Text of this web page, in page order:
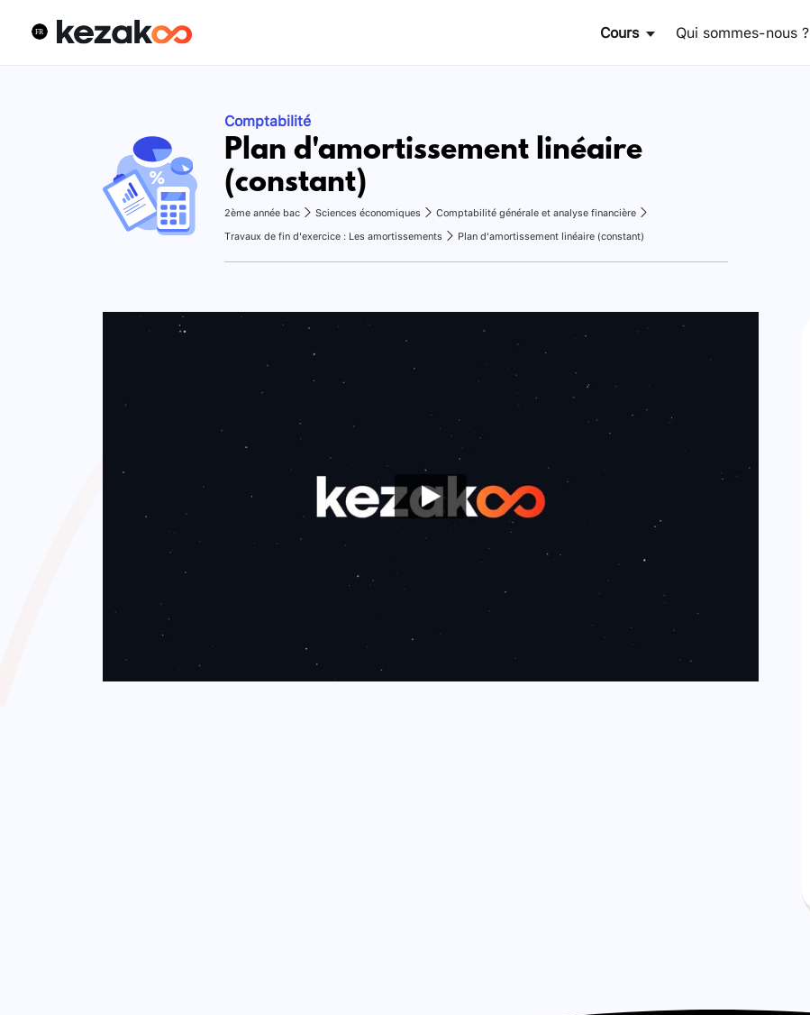
Cours Qui sommes-nous ?
Comptabilité
Plan d'amortissement linéaire
(constant)
2ème année bac Sciences économiques
Comptabilité générale et analyse financière
Travaux de fin d'exercice : Les amortissements
Plan d'amortissement linéaire (constant)